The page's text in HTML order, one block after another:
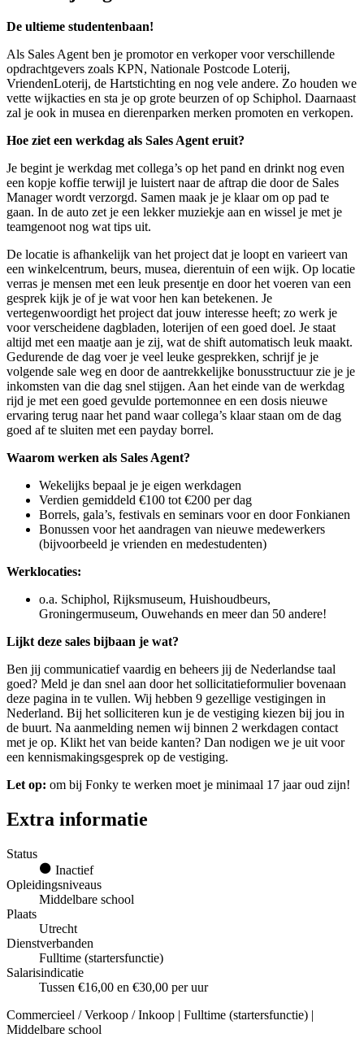
De ultieme studentenbaan!
Als Sales Agent ben je promotor en verkoper voor verschillende
opdrachtgevers zoals KPN, Nationale Postcode Loterij,
VriendenLoterij, de Hartstichting en nog vele andere. Zo houden we
vette wijkacties en sta je op grote beurzen of op Schiphol. Daarnaast
zal je ook in musea en dierenparken merken promoten en verkopen.
Hoe ziet een werkdag als Sales Agent eruit?
Je begint je werkdag met collega’s op het pand en drinkt nog even
een kopje koffie terwijl je luistert naar de aftrap die door de Sales
Manager wordt verzorgd. Samen maak je je klaar om op pad te
gaan. In de auto zet je een lekker muziekje aan en wissel je met je
teamgenoot nog wat tips uit.
De locatie is afhankelijk van het project dat je loopt en varieert van
een winkelcentrum, beurs, musea, dierentuin of een wijk. Op locatie
verras je mensen met een leuk presentje en door het voeren van een
gesprek kijk je of je wat voor hen kan betekenen. Je
vertegenwoordigt het project dat jouw interesse heeft; zo werk je
voor verscheidene dagbladen, loterijen of een goed doel. Je staat
altijd met een maatje aan je zij, wat de shift automatisch leuk maakt.
Gedurende de dag voer je veel leuke gesprekken, schrijf je je
volgende sale weg en door de aantrekkelijke bonusstructuur zie je je
inkomsten van die dag snel stijgen. Aan het einde van de werkdag
rijd je met een goed gevulde portemonnee en een dosis nieuwe
ervaring terug naar het pand waar collega’s klaar staan om de dag
goed af te sluiten met een payday borrel.
Waarom werken als Sales Agent?
Wekelijks bepaal je je eigen werkdagen
Verdien gemiddeld €100 tot €200 per dag
Borrels, gala’s, festivals en seminars voor en door Fonkianen
Bonussen voor het aandragen van nieuwe medewerkers
(bijvoorbeeld je vrienden en medestudenten)
Werklocaties:
o.a. Schiphol, Rijksmuseum, Huishoudbeurs,
Groningermuseum, Ouwehands en meer dan 50 andere!
Lijkt deze sales bijbaan je wat?
Ben jij communicatief vaardig en beheers jij de Nederlandse taal
goed? Meld je dan snel aan door het sollicitatieformulier bovenaan
deze pagina in te vullen. Wij hebben 9 gezellige vestigingen in
Nederland. Bij het solliciteren kun je de vestiging kiezen bij jou in
de buurt. Na aanmelding nemen wij binnen 2 werkdagen contact
met je op. Klikt het van beide kanten? Dan nodigen we je uit voor
een kennismakingsgesprek op de vestiging.
Let op: om bij Fonky te werken moet je minimaal 17 jaar oud zijn!
Extra informatie
Status
Inactief
Opleidingsniveaus
Middelbare school
Plaats
Utrecht
Dienstverbanden
Fulltime (startersfunctie)
Salarisindicatie
Tussen €16,00 en €30,00 per uur
Commercieel / Verkoop / Inkoop | Fulltime (startersfunctie) |
Middelbare school